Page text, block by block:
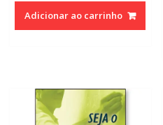
Adicionar ao carrinho